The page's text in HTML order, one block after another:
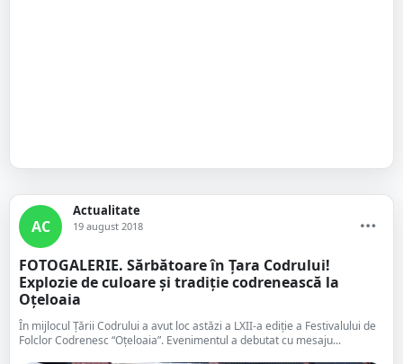
AC
Actualitate
19 august 2018
FOTOGALERIE. Sărbătoare în Țara Codrului!
Explozie de culoare și tradiție codrenească la
Oțeloaia
În mijlocul Țării Codrului a avut loc astăzi a LXII-a ediție a Festivalului de
Folclor Codrenesc “Oțeloaia”. Evenimentul a debutat cu mesaju...